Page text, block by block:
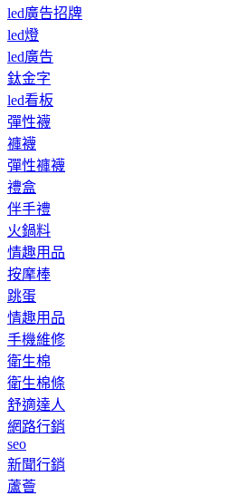
led廣告招牌
led燈
led廣告
鈦金字
led看板
彈性襪
褲襪
彈性褲襪
禮盒
伴手禮
火鍋料
情趣用品
按摩棒
跳蛋
情趣用品
手機維修
衛生棉
衛生棉條
舒適達人
網路行銷
seo
新聞行銷
蘆薈